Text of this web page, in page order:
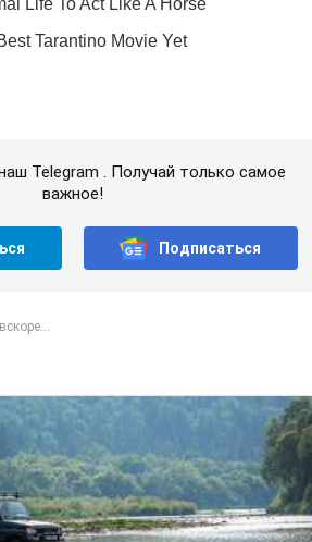
Telegram . Получай только самое
важное!
Подписаться